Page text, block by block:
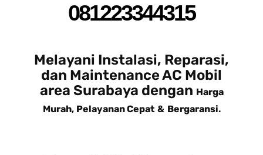
081223344315
Melayani Instalasi, Reparasi,
dan Maintenance AC Mobil
area Surabaya dengan Harga
Murah, Pelayanan Cepat & Bergaransi.